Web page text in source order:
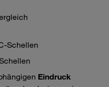
Schellen
Eindruck